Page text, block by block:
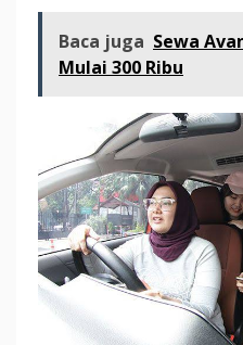
Baca juga Sewa
Mulai 300 Ribu